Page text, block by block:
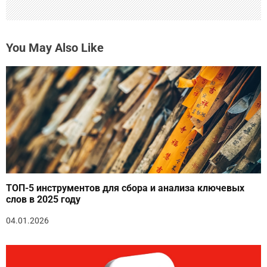
You May Also Like
ТОП-5 инструментов для сбора и анализа ключевых
слов в 2025 году
04.01.2026